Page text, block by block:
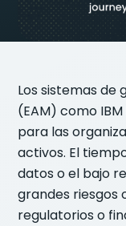
Los sistemas de
(EAM) como
para las
activos. El
datos o el bajo
grandes riesgos
regulatorios o